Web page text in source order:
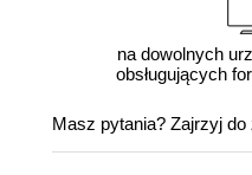
na dowolnych
obsługujących
Masz pytania? Zajrzyj do